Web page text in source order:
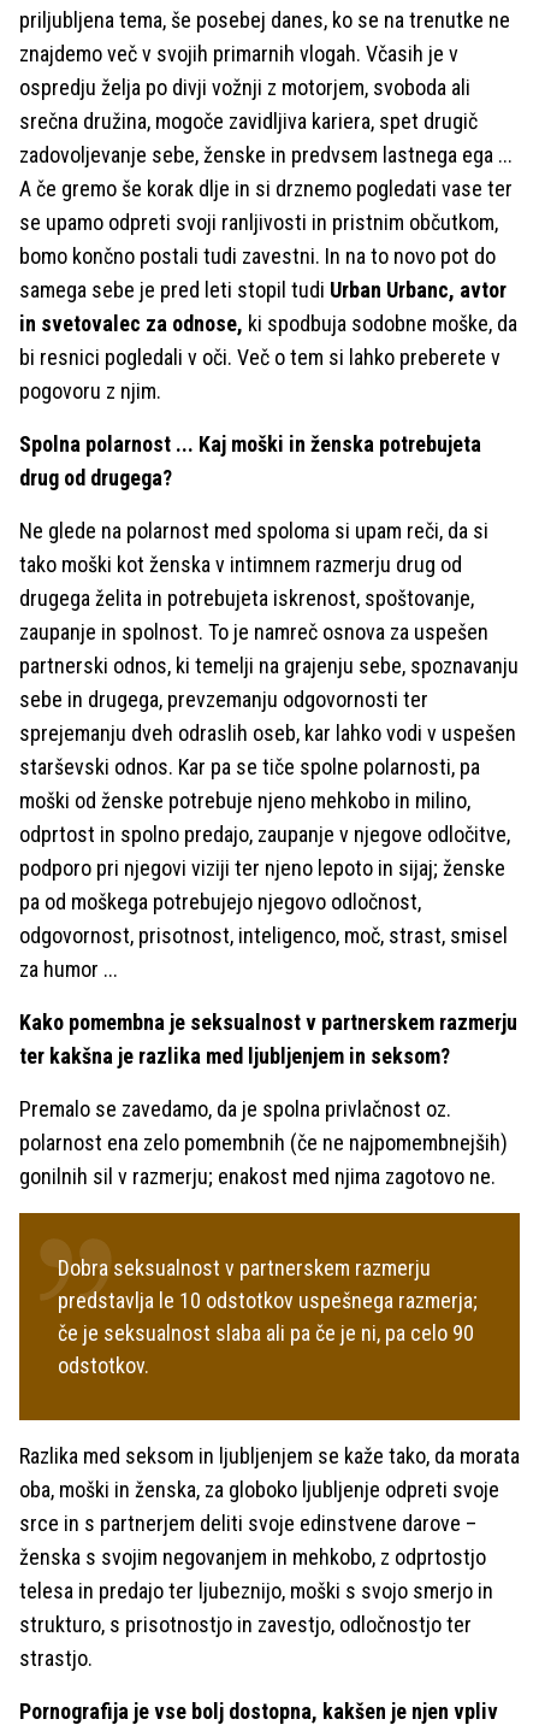
priljubljena tema, še posebej danes, ko se na trenutke ne
znajdemo več v svojih primarnih vlogah. Včasih je v
ospredju želja po divji vožnji z motorjem, svoboda ali
srečna družina, mogoče zavidljiva kariera, spet drugič
zadovoljevanje sebe, ženske in predvsem lastnega ega ...
A če gremo še korak dlje in si drznemo pogledati vase ter
se upamo odpreti svoji ranljivosti in pristnim občutkom,
bomo končno postali tudi zavestni. In na to novo pot do
samega sebe je pred leti stopil tudi Urban Urbanc, avtor
in svetovalec za odnose, ki spodbuja sodobne moške, da
bi resnici pogledali v oči. Več o tem si lahko preberete v
pogovoru z njim.
Spolna polarnost ... Kaj moški in ženska potrebujeta
drug od drugega?
Ne glede na polarnost med spoloma si upam reči, da si
tako moški kot ženska v intimnem razmerju drug od
drugega želita in potrebujeta iskrenost, spoštovanje,
zaupanje in spolnost. To je namreč osnova za uspešen
partnerski odnos, ki temelji na grajenju sebe, spoznavanju
sebe in drugega, prevzemanju odgovornosti ter
sprejemanju dveh odraslih oseb, kar lahko vodi v uspešen
starševski odnos. Kar pa se tiče spolne polarnosti, pa
moški od ženske potrebuje njeno mehkobo in milino,
odprtost in spolno predajo, zaupanje v njegove odločitve,
podporo pri njegovi viziji ter njeno lepoto in sijaj; ženske
pa od moškega potrebujejo njegovo odločnost,
odgovornost, prisotnost, inteligenco, moč, strast, smisel
za humor ...
Kako pomembna je seksualnost v partnerskem razmerju
ter kakšna je razlika med ljubljenjem in seksom?
Premalo se zavedamo, da je spolna privlačnost oz.
polarnost ena zelo pomembnih (če ne najpomembnejših)
gonilnih sil v razmerju; enakost med njima zagotovo ne.
Dobra seksualnost v partnerskem razmerju
predstavlja le 10 odstotkov uspešnega razmerja;
če je seksualnost slaba ali pa če je ni, pa celo 90
odstotkov.
Razlika med seksom in ljubljenjem se kaže tako, da morata
oba, moški in ženska, za globoko ljubljenje odpreti svoje
srce in s partnerjem deliti svoje edinstvene darove –
ženska s svojim negovanjem in mehkobo, z odprtostjo
telesa in predajo ter ljubeznijo, moški s svojo smerjo in
strukturo, s prisotnostjo in zavestjo, odločnostjo ter
strastjo.
Pornografija je vse bolj dostopna, kakšen je njen vpliv